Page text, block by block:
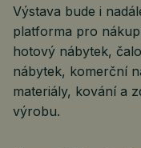
Výstava bude i
platforma pro
hotový nábytek,
nábytek, komerční
materiály, kování a
výrobu.